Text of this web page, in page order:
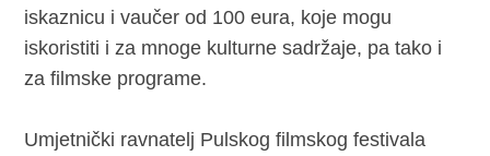
iskaznicu i vaučer od 100 eura, koje mogu
iskoristiti i za mnoge kulturne sadržaje, pa tako i
za filmske programe.
Umjetnički ravnatelj Pulskog filmskog festivala